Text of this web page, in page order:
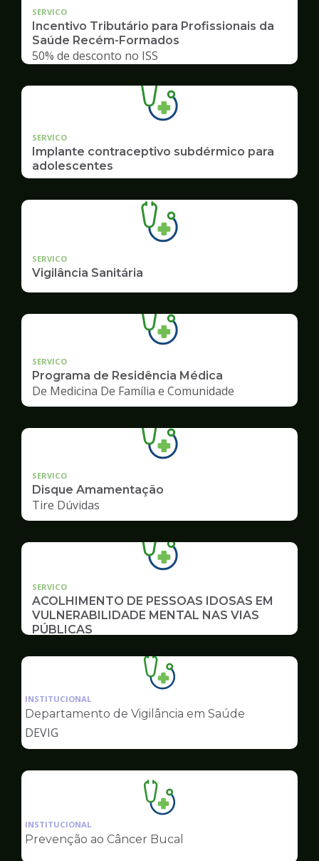
SERVICO
Incentivo Tributário para Profissionais da
Saúde Recém-Formados
50% de desconto no ISS
SERVICO
Implante contraceptivo subdérmico para
adolescentes
SERVICO
Vigilância Sanitária
SERVICO
Programa de Residência Médica
De Medicina De Família e Comunidade
SERVICO
Disque Amamentação
Tire Dúvidas
SERVICO
ACOLHIMENTO DE PESSOAS IDOSAS EM
VULNERABILIDADE MENTAL NAS VIAS
PÚBLICAS
Ilustração
da
pagina
INSTITUCIONAL
Departamento de Vigilância em Saúde
DEVIG
Ilustração
da
pagina
INSTITUCIONAL
Prevenção ao Câncer Bucal